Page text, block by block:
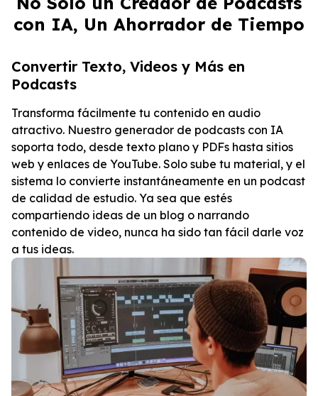
con IA, Un Ahorrador de Tiempo
Convertir Texto, Videos y Más en
Podcasts
Transforma fácilmente tu contenido en audio
atractivo. Nuestro generador de podcasts con IA
soporta todo, desde texto plano y PDFs hasta sitios
web y enlaces de YouTube. Solo sube tu material, y el
sistema lo convierte instantáneamente en un podcast
de calidad de estudio. Ya sea que estés
compartiendo ideas de un blog o narrando
contenido de video, nunca ha sido tan fácil darle voz
a tus ideas.